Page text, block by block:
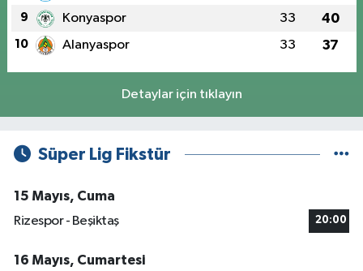
9 Konyaspor 33 40
10 Alanyaspor 33 37
Detaylar için tıklayın
Süper Lig Fikstür
15 Mayıs, Cuma
Rizespor - Beşiktaş
20:00
16 Mayıs, Cumartesi